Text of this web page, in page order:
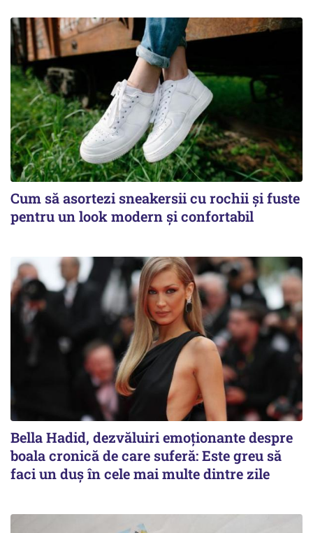
Cum să asortezi sneakersii cu rochii și fuste
pentru un look modern și confortabil
Bella Hadid, dezvăluiri emoționante despre
boala cronică de care suferă: Este greu să
faci un duș în cele mai multe dintre zile